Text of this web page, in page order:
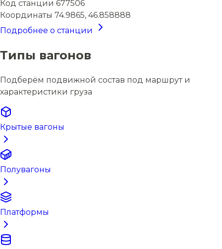
Код станции 677506
Координаты 74.9865, 46.858888
Подробнее о станции
Типы вагонов
Подберём подвижной состав под маршрут и
характеристики груза
Крытые вагоны
Полувагоны
Платформы